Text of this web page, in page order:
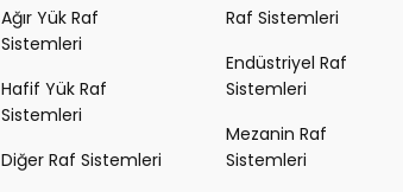
Ağır Yük Raf
Sistemleri
Hafif Yük Raf
Sistemleri
Diğer Raf Sistemleri
Raf Sistemleri
Endüstriyel Raf
Sistemleri
Mezanin Raf
Sistemleri